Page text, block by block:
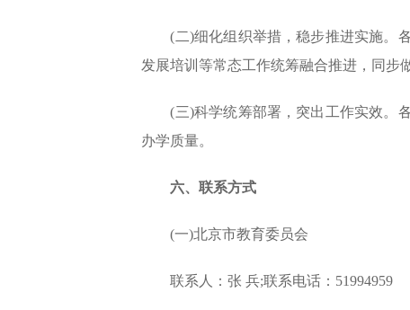
(二)细化组织举措，稳步推进实施。各
发展培训等常态工作统筹融合推进，同步
(三)科学统筹部署，突出工作实效。各
办学质量。
六、联系方式
(一)北京市教育委员会
联系人：张 兵;联系电话：51994959